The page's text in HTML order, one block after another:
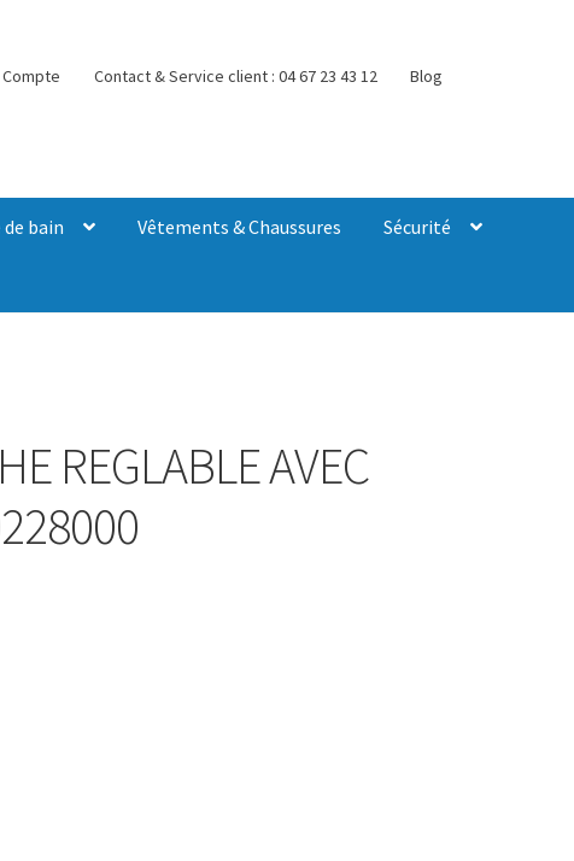
Compte Contact & Service client : 04 67 23 43 12 Blog
bain Vêtements & Chaussures Sécurité
REGLABLE AVEC